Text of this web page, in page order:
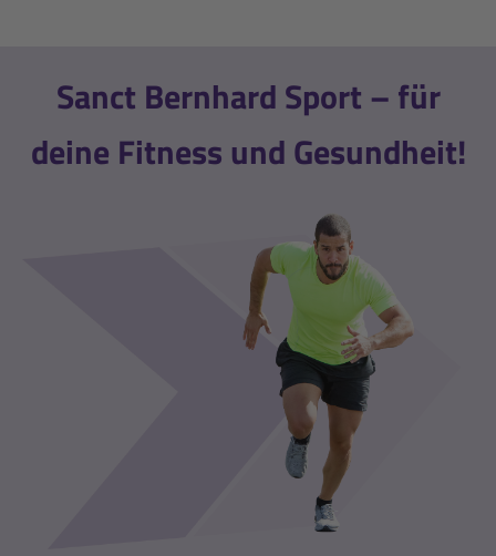
Sanct Bernhard Sport – für
deine Fitness und Gesundheit!